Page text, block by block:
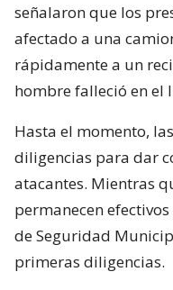
señalaron que los
afectado a una
rápidamente a un
hombre falleció en el
Hasta el momento,
diligencias para dar
atacantes. Mientras
permanecen
de Seguridad
primeras diligencias.